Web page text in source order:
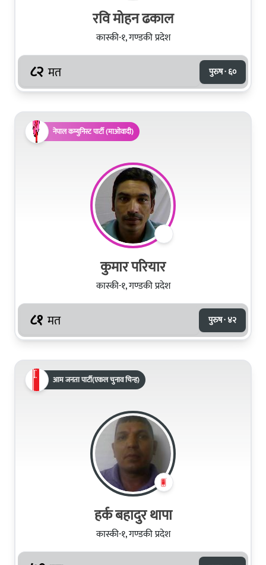
रवि मोहन ढकाल
कास्की-१, गण्डकी प्रदेश
८२ मत पुरुष · ६०
नेपाल कम्युनिस्ट पार्टी (माओवादी)
कुमार परियार
कास्की-१, गण्डकी प्रदेश
८१ मत पुरुष · ४२
आम जनता पार्टी(एकल चुनाव चिन्ह)
हर्क बहादुर थापा
कास्की-१, गण्डकी प्रदेश